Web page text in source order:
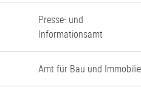
Presse- und
Informationsamt
Amt für Bau und